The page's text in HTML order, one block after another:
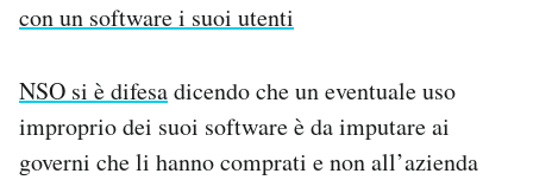
con un software i suoi utenti
NSO si è difesadicendo che un eventuale uso
improprio dei suoi software è da imputare ai
governi che li hanno comprati e non all’azienda